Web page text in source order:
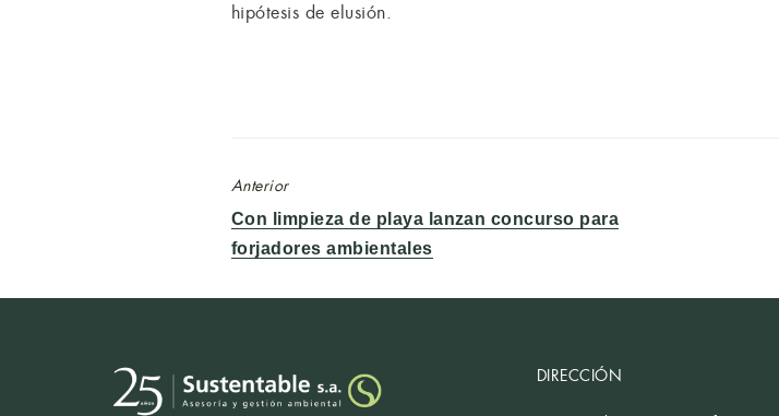
hipótesis de elusión.
Anterior
Entrada
anterior:
Con limpieza de playa lanzan concurso para
forjadores ambientales
DIRECCIÓN